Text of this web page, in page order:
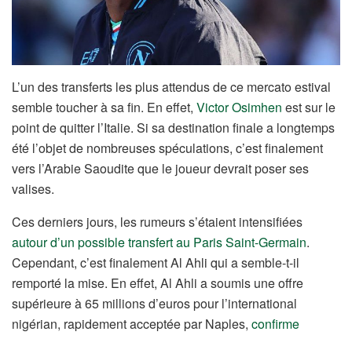
L’un des transferts les plus attendus de ce mercato estival
semble toucher à sa fin. En effet, Victor Osimhen est sur le
point de quitter l’Italie. Si sa destination finale a longtemps
été l’objet de nombreuses spéculations, c’est finalement
vers l’Arabie Saoudite que le joueur devrait poser ses
valises.
Ces derniers jours, les rumeurs s’étaient intensifiées
autour d’un possible transfert au Paris Saint-Germain.
Cependant, c’est finalement Al Ahli qui a semble-t-il
remporté la mise. En effet, Al Ahli a soumis une offre
supérieure à 65 millions d’euros pour l’international
nigérian, rapidement acceptée par Naples, confirme